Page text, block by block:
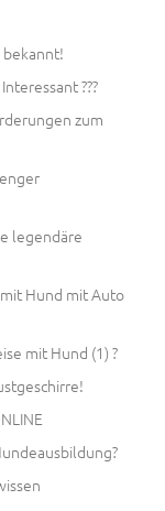
bekannt!
???
zum
legendäre
Hund mit Auto
mit Hund (1) ?